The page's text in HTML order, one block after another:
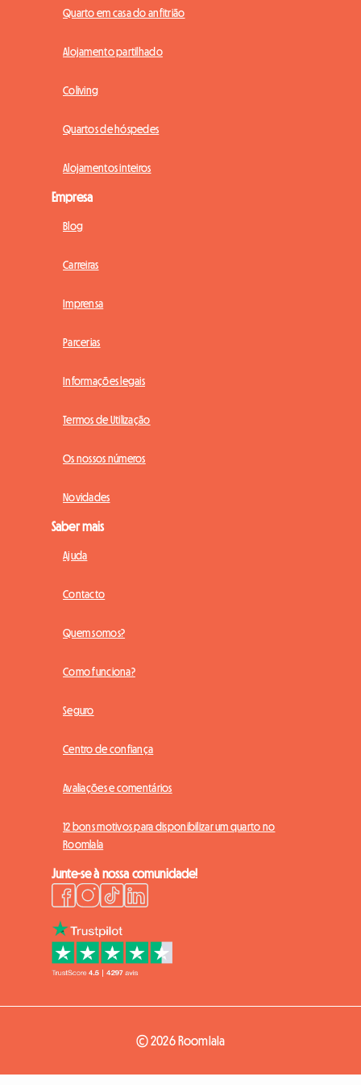
Quarto em casa do anfitrião
Alojamento partilhado
Coliving
Quartos de hóspedes
Alojamentos inteiros
Empresa
Blog
Carreiras
Imprensa
Parcerias
Informações legais
Termos de Utilização
Os nossos números
Novidades
Saber mais
Ajuda
Contacto
Quem somos?
Como funciona?
Seguro
Centro de confiança
Avaliações e comentários
12 bons motivos para disponibilizar um quarto no
Roomlala
Junte-se à nossa comunidade!
© 2026 Roomlala